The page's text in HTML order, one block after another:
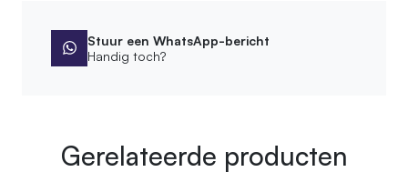
Stuur een WhatsApp-bericht
Handig toch?
Gerelateerde producten